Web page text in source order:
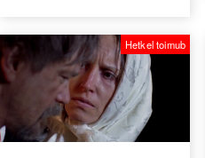
Hetkel toimub